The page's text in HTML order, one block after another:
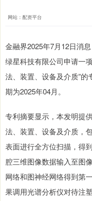
网站：配资平台
金融界2025年7月12日消
绿星科技有限公司申请一
法、装置、设备及介质”的
期为2025年04月。
专利摘要显示，本发明提
法、装置、设备及介质，
表面进行全方位扫描，得
腔三维图像数据输入至图
网络和图神经网络得到第
果调用光谱分析仪对待注